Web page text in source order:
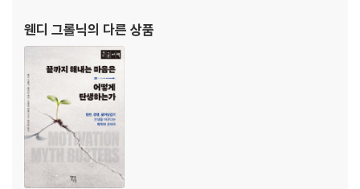
7장 “나는 내가 제일 잘 알잖아”
[신화] 자신의 능력은 스스로가 가장 잘 안다
[과학] 도움이 있어야 자신의 능력을 정확히 평가한다
8장 규칙과 지침은 없을수록 좋다?
[신화] 짜여진 구조는 동기부여를 방해한다
[과학] 잘 정립된 구조에서 동기가 발생한다
웬디 그롤닉의 다른 상품